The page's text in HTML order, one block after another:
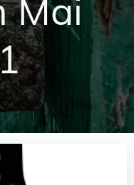
Mai